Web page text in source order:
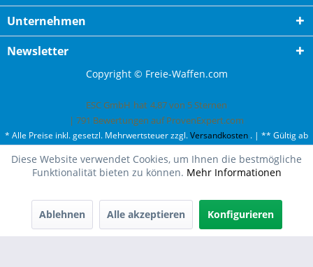
Unternehmen
Newsletter
Copyright © Freie-Waffen.com
ESC GmbH hat 4,87von 5Sternen
| 791 Bewertungen auf ProvenExpert.com
* Alle Preise inkl. gesetzl. Mehrwertsteuer zzgl.Versandkosten . | ** Gültig ab
ausgenommen Gefahrgut. Weitere Ländern finden Sie unterVersandkosten
Diese Website verwendet Cookies, um Ihnen die bestmögliche
Funktionalität bieten zu können. Mehr Informationen
Ablehnen Alle akzeptieren Konfigurieren